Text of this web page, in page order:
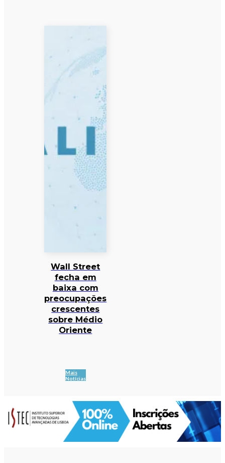
Wall Street
fecha em
baixa com
preocupações
crescentes
sobre Médio
Oriente
Mais
Notícias